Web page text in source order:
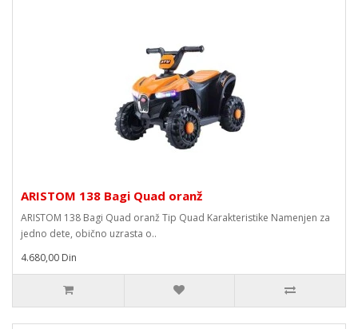
ARISTOM 138 Bagi Quad oranž
ARISTOM 138 Bagi Quad oranž Tip Quad Karakteristike Namenjen za
jedno dete, obično uzrasta o..
4.680,00 Din